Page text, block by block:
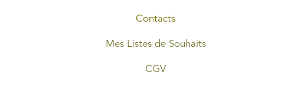
Contacts
Mes Listes de Souhaits
CGV